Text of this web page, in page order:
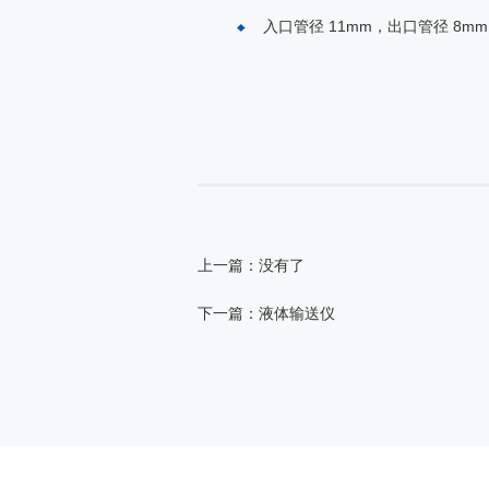
入口管径 11mm，出口管径
上一篇：没有了
下一篇：液体输送仪